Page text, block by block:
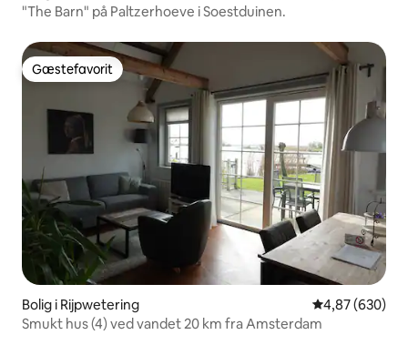
"The Barn" på Paltzerhoeve i Soestduinen.
Gæstefavorit
Gæstefavorit
Bolig i Rijpwetering 4,87 ud af 5 i
4,87 (630)
Smukt hus (4) ved vandet 20 km fra Amsterdam